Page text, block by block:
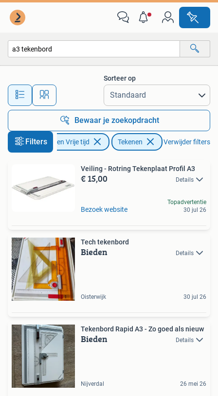
Alle afstanden…
Sorteer op
Bewaar je zoekopdracht
FiltersHobby en Vrije tijd Tekenen Verwijder filters
Veiling - Rotring Tekenplaat Profil A3
€ 15,00 Details
Bezoek website
Topadvertentie
30 jul 26
Tech tekenbord
Bieden Details
Oisterwijk 30 jul 26
Tekenbord Rapid A3 - Zo goed als nieuw
Bieden Details
Nijverdal 26 mei 26